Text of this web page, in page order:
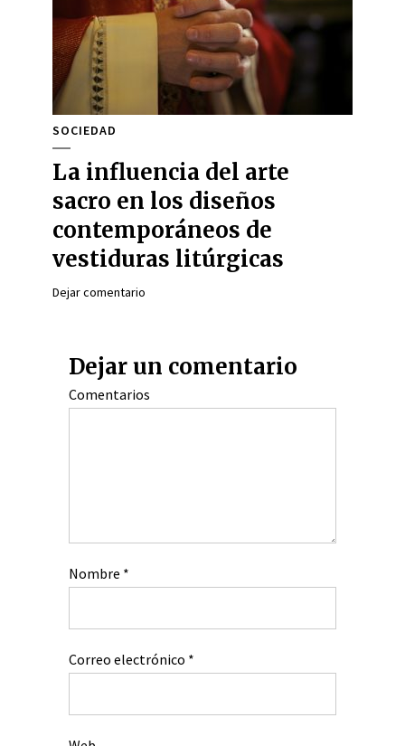
SOCIEDAD
La influencia del arte
sacro en los diseños
contemporáneos de
vestiduras litúrgicas
Dejar comentario
Dejar un comentario
Comentarios
Nombre *
Correo electrónico *